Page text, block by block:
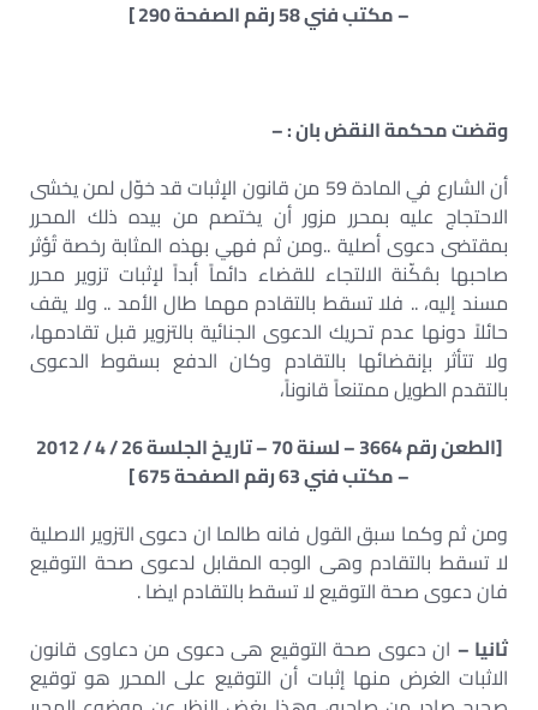
– مكتب فني 58 رقم الصفحة 290 ]
وقضت محكمة النقض بان : –
أن الشارع في المادة 59 من قانون الإثبات قد خوّل لمن يخشى
الاحتجاج عليه بمحرر مزور أن يختصم من بيده ذلك المحرر
بمقتضى دعوى أصلية ..ومن ثم فهي بهذه المثابة رخصة تُؤثر
صاحبها بمُكّنة الالتجاء للقضاء دائماً أبداً لإثبات تزوير محرر
مسند إليه، .. فلا تسقط بالتقادم مهما طال الأمد .. ولا يقف
حائلاً دونها عدم تحريك الدعوى الجنائية بالتزوير قبل تقادمها،
ولا تتأثر بإنقضائها بالتقادم وكان الدفع بسقوط الدعوى
بالتقدم الطويل ممتنعاً قانوناً،
[الطعن رقم 3664 – لسنة 70 – تاريخ الجلسة 26 / 4 / 2012
– مكتب فني 63 رقم الصفحة 675 ]
ومن ثم وكما سبق القول فانه طالما ان دعوى التزوير الاصلية
لا تسقط بالتقادم وهى الوجه المقابل لدعوى صحة التوقيع
فان دعوى صحة التوقيع لا تسقط بالتقادم ايضا .
ثانيا – ان دعوى صحة التوقيع هى دعوى من دعاوى قانون
الاثبات الغرض منها إثبات أن التوقيع على المحرر هو توقيع